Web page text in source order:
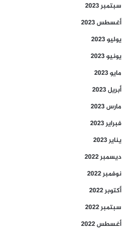
سبتمبر 2023
أغسطس 2023
يوليو 2023
يونيو 2023
مايو 2023
أبريل 2023
مارس 2023
فبراير 2023
يناير 2023
ديسمبر 2022
نوفمبر 2022
أكتوبر 2022
سبتمبر 2022
أغسطس 2022